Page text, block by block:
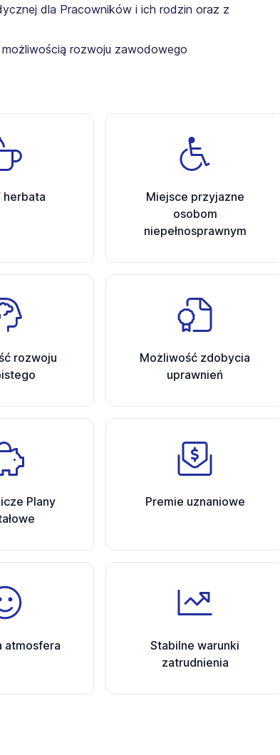
dla Pracowników i ich rodzin oraz z
rozwoju zawodowego
herbata
Miejsce przyjazne
osobom
niepełnosprawnym
rozwoju
Możliwość zdobycia
uprawnień
Plany
Premie uznaniowe
atmosfera
Stabilne warunki
zatrudnienia